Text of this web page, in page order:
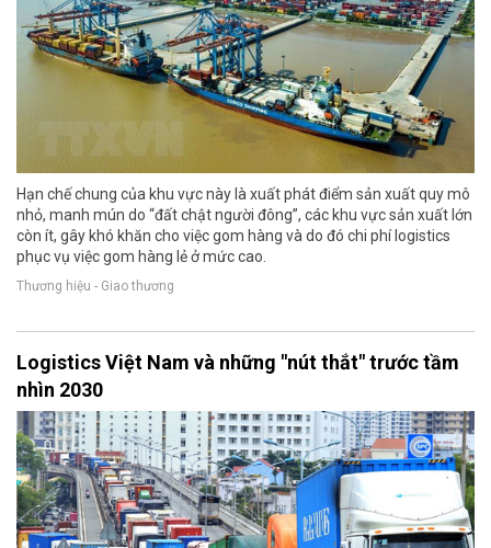
Hạn chế chung của khu vực này là xuất phát điểm sản xuất quy mô
nhỏ, manh mún do “đất chật người đông”, các khu vực sản xuất lớn
còn ít, gây khó khăn cho việc gom hàng và do đó chi phí logistics
phục vụ việc gom hàng lẻ ở mức cao.
Thương hiệu - Giao thương
Logistics Việt Nam và những "nút thắt" trước tầm
nhìn 2030